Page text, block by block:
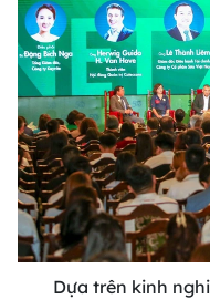
Dựa trên kinh